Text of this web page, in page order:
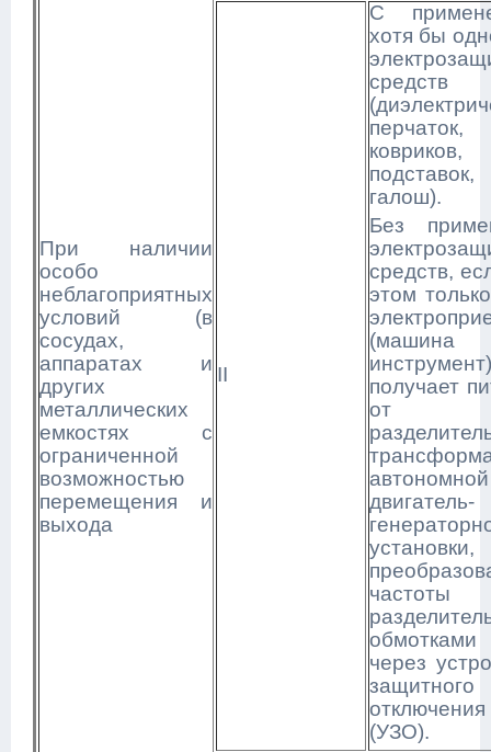
При наличии
особо
неблагоприятных
условий (в
сосудах,
аппаратах и
других
металлических
емкостях с
ограниченной
возможностью
перемещения и
выхода
II
С
хотя бы
средств
перчаток,
ковриков,
подставок,
галош).
Без
средств,
этом
инструмент)
получает
от
автономной
двигатель-
установки,
через
защитного
отключения
(УЗО).